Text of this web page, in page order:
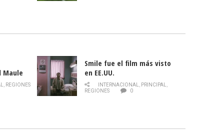
Maule
de la
, REGIONES
Smile fue el film más visto
en EE.UU.
INTERNACIONAL, PRINCIPAL,
REGIONES
0